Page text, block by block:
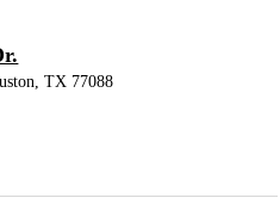
TX 77088